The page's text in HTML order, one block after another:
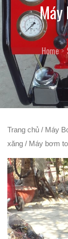
Home
Trang chủ / Máy
xăng / Máy bơm